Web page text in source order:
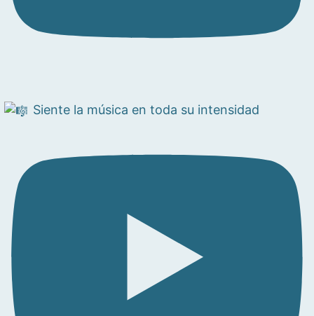
Siente la música en toda su intensidad